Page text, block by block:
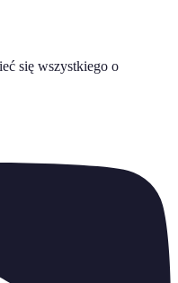
się wszystkiego o